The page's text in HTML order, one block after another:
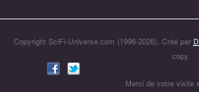
Copyright SciFi-Universe.com (1996-2026). Créé par
copy.
Merci de votre visite